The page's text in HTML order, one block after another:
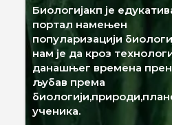
Биологијакп је
портал намењен
популаризацији
нам је да кроз
данашњег времена
љубав према
ученика.